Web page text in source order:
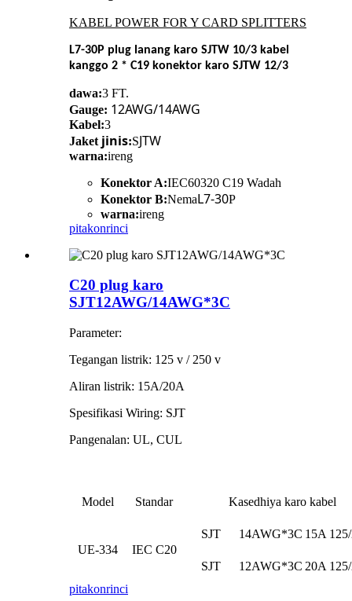
KABEL POWER FOR Y CARD SPLITTERS
L7-30P plug lanang karo SJTW 10/3 kabel
kanggo 2 * C19 konektor karo SJTW 12/3
dawa:3 FT.
Gauge: 12AWG/14AWG
Kabel:3
Jaket jinis:SJTW
warna:ireng
Konektor A:IEC60320 C19 Wadah
Konektor B:NemaL7-30P
warna:ireng
pitakonrinci
C20 plug karo
SJT12AWG/14AWG*3C
Parameter:
Tegangan listrik: 125 v / 250 v
Aliran listrik: 15A/20A
Spesifikasi Wiring: SJT
Pangenalan: UL, CUL
Model Standar Kasedhiya karo kabel
UE-334 IEC C20
SJT 14AWG*3C 15A
SJT 12AWG*3C 20A
pitakonrinci